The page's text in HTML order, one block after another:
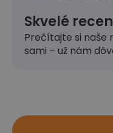
Skvelé
Prečítajte si naše
sami – už nám